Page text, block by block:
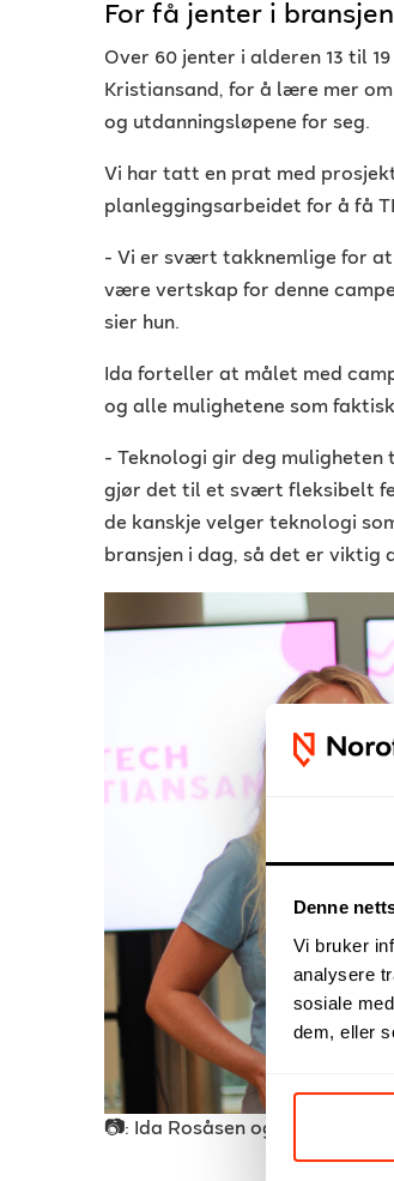
Denne
Vi bruker
analysere
sosiale
dem, eller
For få jenter i bransjen
Over 60 jenter i alderen 13 til
Kristiansand, for å lære mer
og utdanningsløpene for seg.
Vi har tatt en prat med
planleggingsarbeidet for å få
- Vi er svært takknemlige for
være vertskap for denne
sier hun.
Ida forteller at målet med
og alle mulighetene som
- Teknologi gir deg muligheten
gjør det til et svært fleksibelt
de kanskje velger teknologi
bransjen i dag, så det er viktig
📷: Ida Rosåsen og Amna